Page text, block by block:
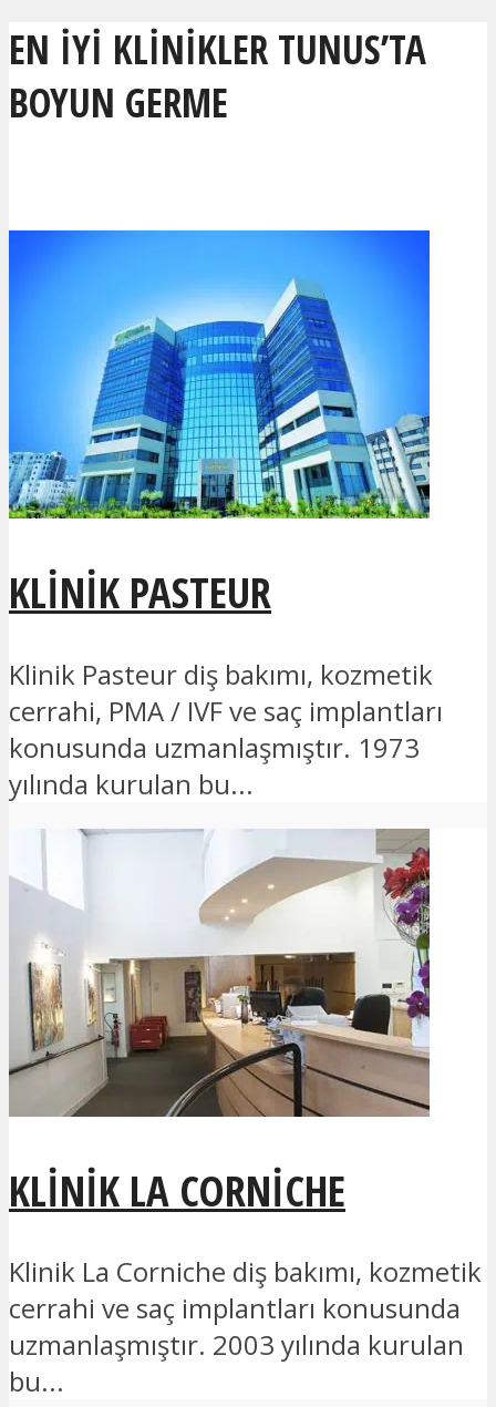
EN IYI KLINIKLER TUNUS’TA
BOYUN GERME
KLINIK PASTEUR
Klinik Pasteur diş bakımı, kozmetik
cerrahi, PMA / IVF ve saç implantları
konusunda uzmanlaşmıştır. 1973
yılında kurulan bu...
KLINIK LA CORNICHE
Klinik La Corniche diş bakımı, kozmetik
cerrahi ve saç implantları konusunda
uzmanlaşmıştır. 2003 yılında kurulan
bu...